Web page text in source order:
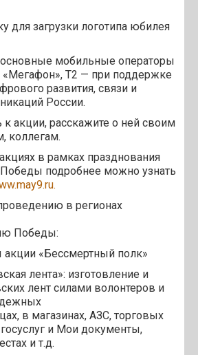
для загрузки логотипа юбилея
мобильные операторы
«Мегафон», T2 — при поддержке
развития, связи и
России.
к акции, расскажите о ней своим
коллегам.
в рамках празднования
подробнее можно узнать
в регионах
Победы:
«Бессмертный полк»
лента»: изготовление и
лент силами волонтеров и
в магазинах, АЗС, торговых
госуслуг и Мои документы,
и т.д.